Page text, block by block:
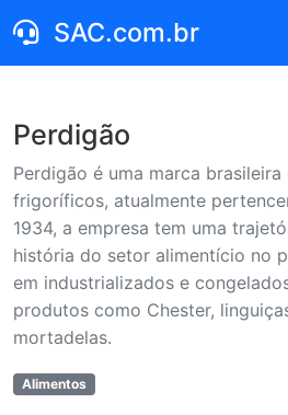
SAC.com.br
Perdigão
Perdigão é uma marca
frigoríficos, atualmente
1934, a empresa tem uma
história do setor alimentício no
em industrializados e
produtos como Chester,
mortadelas.
Alimentos